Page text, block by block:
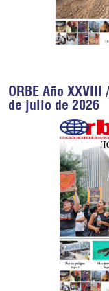
ORBE Año
de julio de 2026